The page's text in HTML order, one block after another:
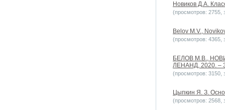
Новиков Д.А.
(просмотров: 2755,
Belov M.V.,
(просмотров: 4365,
БЕЛОВ М.В.,
ЛЕНАНД, 2020. –
(просмотров: 3150,
Цыпкин Я. З.
(просмотров: 2568,